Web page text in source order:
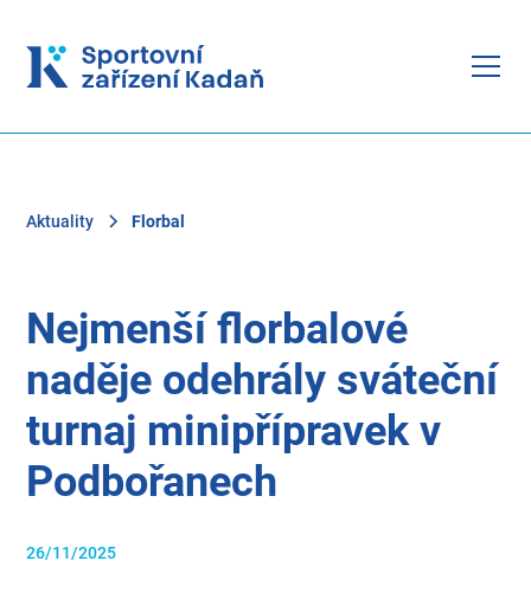
Aktuality Florbal
Nejmenší florbalové
naděje odehrály sváteční
turnaj minipřípravek v
Podbořanech
26/11/2025